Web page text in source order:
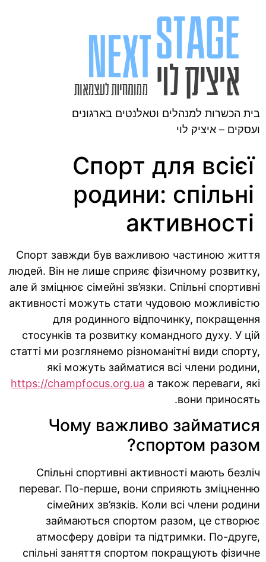
בית הכשרות למנהלים וטאלנטים בארגונים
ועסקים – איציק לוי
Спорт для всієї
родини: спільні
активності
Спорт завжди був важливою частиною життя
людей. Він не лише сприяє фізичному розвитку,
але й зміцнює сімейні зв’язки. Спільні спортивні
активності можуть стати чудовою можливістю
для родинного відпочинку, покращення
стосунків та розвитку командного духу. У цій
статті ми розглянемо різноманітні види спорту,
які можуть займатися всі члени родини,
https://champfocus.org.ua а також переваги, які
вони приносять.
Чому важливо займатися
спортом разом?
Спільні спортивні активності мають безліч
переваг. По-перше, вони сприяють зміцненню
сімейних зв’язків. Коли всі члени родини
займаються спортом разом, це створює
атмосферу довіри та підтримки. По-друге,
спільні заняття спортом покращують фізичне